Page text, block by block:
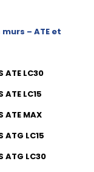
– ATE et
ATE LC30
ATE LC15
ATE MAX
ATG LC15
ATG LC30